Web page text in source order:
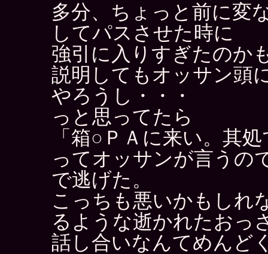
多分、ちょっと前に変
してパスさせた時に
強引に入りすぎたのか
説明してもオッサン頭
やろうし・・・
っと思ってたら
「箱○ＰＡに来い。其
ってオッサンが言うの
で逃げた。
こっちも悪いかもしれ
るような逝かれたおっ
話し合いなんてめんど